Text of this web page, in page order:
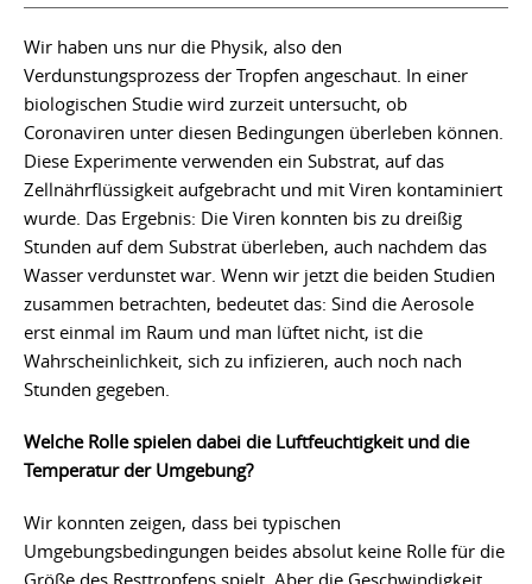
Wir haben uns nur die Physik, also den
Verdunstungsprozess der Tropfen angeschaut. In einer
biologischen Studie wird zurzeit untersucht, ob
Coronaviren unter diesen Bedingungen überleben können.
Diese Experimente verwenden ein Substrat, auf das
Zellnährflüssigkeit aufgebracht und mit Viren kontaminiert
wurde. Das Ergebnis: Die Viren konnten bis zu dreißig
Stunden auf dem Substrat überleben, auch nachdem das
Wasser verdunstet war. Wenn wir jetzt die beiden Studien
zusammen betrachten, bedeutet das: Sind die Aerosole
erst einmal im Raum und man lüftet nicht, ist die
Wahrscheinlichkeit, sich zu infizieren, auch noch nach
Stunden gegeben.
Welche Rolle spielen dabei die Luftfeuchtigkeit und die
Temperatur der Umgebung?
Wir konnten zeigen, dass bei typischen
Umgebungsbedingungen beides absolut keine Rolle für die
Größe des Resttropfens spielt. Aber die Geschwindigkeit,